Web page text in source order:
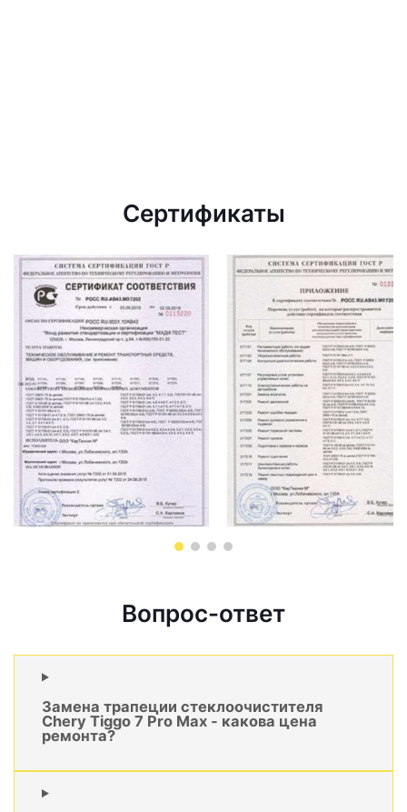
Сертификаты
Вопрос-ответ
Замена трапеции стеклоочистителя
Chery Tiggo 7 Pro Max - какова цена
ремонта?